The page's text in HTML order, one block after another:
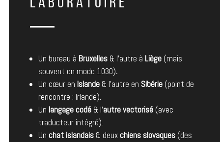
Un bureau à Bruxelles& l’autre à Liège (mais
souvent en mode 1030).
Un cœur en Islande& l’autre en Sibérie(point de
rencontre : Irlande).
Un langage codé& l’autre vectorisé(avec
traducteur intégré).
Un chat islandais& deux chiens slovaques(des